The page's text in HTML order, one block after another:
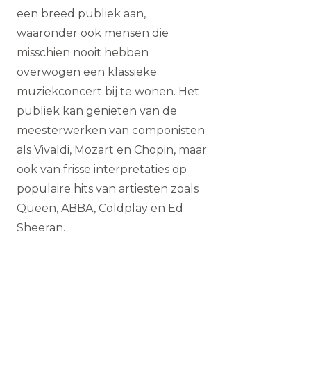
een breed publiek aan,
waaronder ook mensen die
misschien nooit hebben
overwogen een klassieke
muziekconcert bij te wonen. Het
publiek kan genieten van de
meesterwerken van componisten
als Vivaldi, Mozart en Chopin, maar
ook van frisse interpretaties op
populaire hits van artiesten zoals
Queen, ABBA, Coldplay en Ed
Sheeran.